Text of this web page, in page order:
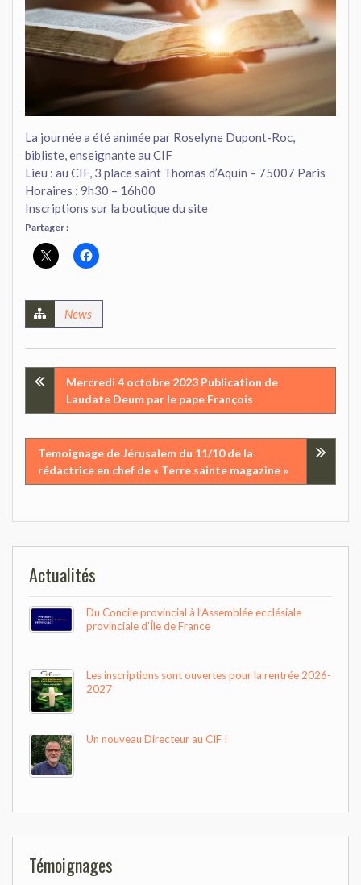
La journée a été animée par Roselyne Dupont-Roc,
bibliste, enseignante au CIF
Lieu : au CIF, 3 place saint Thomas d’Aquin – 75007 Paris
Horaires : 9h30 – 16h00
Inscriptions sur la boutique du site
Partager :
News
Navigation
de
l’article
Mercredi 4 octobre 2023 Publication de
Laudate Deum par le pape François
Temoignage de Jérusalem du 11/10 de la
rédactrice en chef de « Terre sainte magazine »
Actualités
Du Concile provincial à l’Assemblée ecclésiale
provinciale d’Île de France
Les inscriptions sont ouvertes pour la rentrée 2026-
2027
Un nouveau Directeur au CIF !
Témoignages